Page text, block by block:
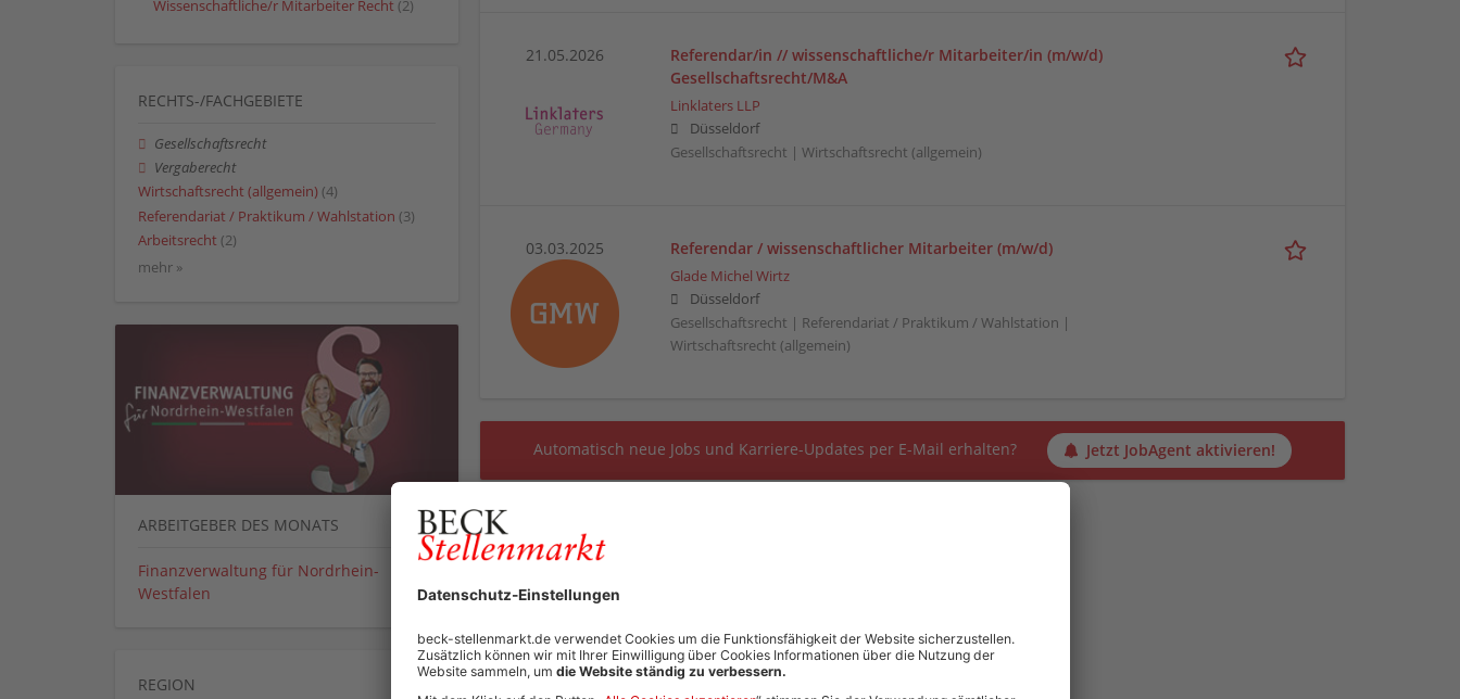
21.05.2026
Referendar/in // wissenschaftliche/r Mitarbeiter/in (m/w/d)
Gesellschaftsrecht/M&A
Linklaters LLP
Düsseldorf
Gesellschaftsrecht | Wirtschaftsrecht (allgemein)
03.03.2025 Referendar / wissenschaftlicher Mitarbeiter (m/w/d)
Glade Michel Wirtz
Düsseldorf
Gesellschaftsrecht | Referendariat / Praktikum / Wahlstation |
Wirtschaftsrecht (allgemein)
Automatisch neue Jobs und Karriere-Updates per E-Mail erhalten? Jetzt JobAgent aktivieren!
Wissenschaftliche/r Mitarbeiter Recht (2)
RECHTS-/FACHGEBIETE
Gesellschaftsrecht
Vergaberecht
Wirtschaftsrecht (allgemein) (4)
Referendariat / Praktikum / Wahlstation (3)
Arbeitsrecht (2)
mehr »
ARBEITGEBER DES MONATS
Finanzverwaltung für Nordrhein-
Westfalen
REGION